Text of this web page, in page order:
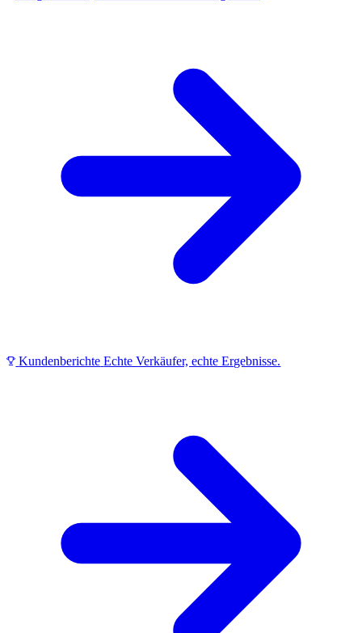
Kundenberichte Echte Verkäufer, echte Ergebnisse.